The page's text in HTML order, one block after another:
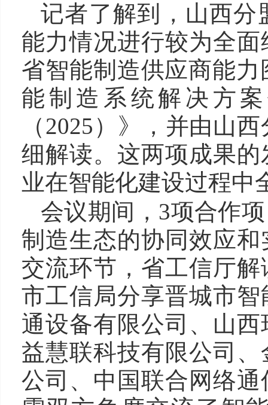
记者了解到，山西分
能力情况进行较为全
省智能制造供应商能
能制造系统解决方
（2025）》，并由山
细解读。这两项成果
业在智能化建设过程中
会议期间，3项合作
制造生态的协同效应
交流环节，省工信厅
市工信局分享晋城市
通设备有限公司、山
益慧联科技有限公司
公司、中国联合网络